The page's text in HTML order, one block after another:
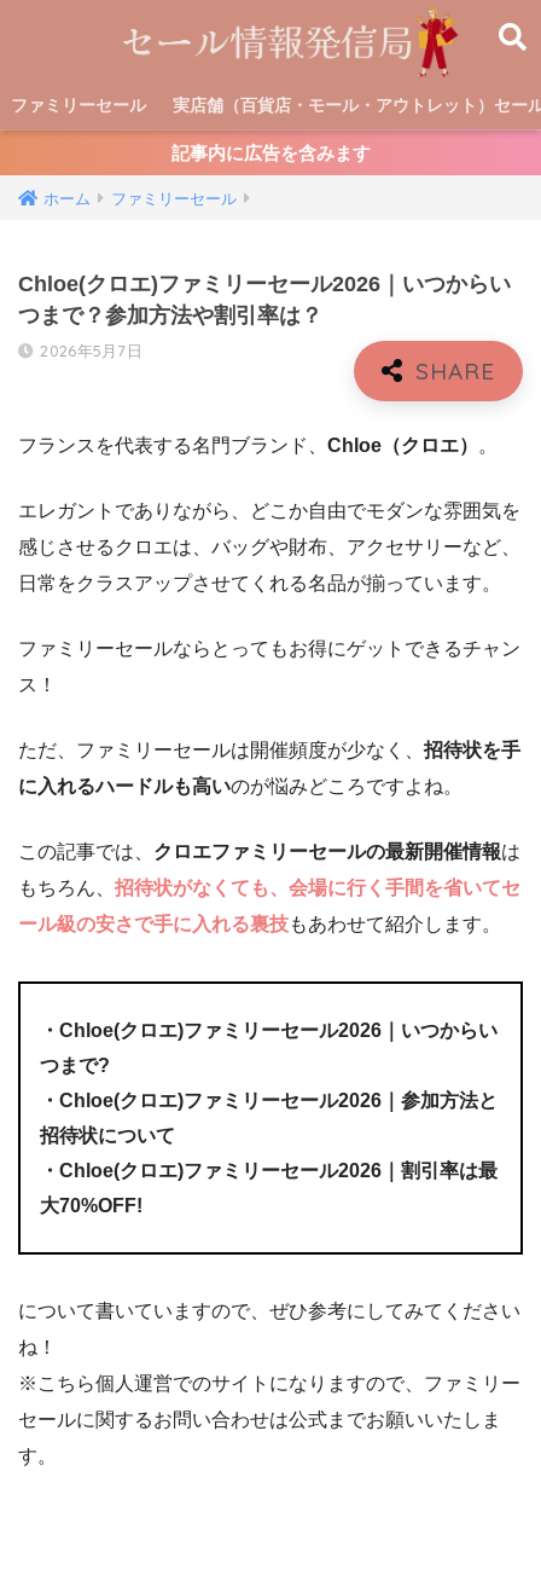
ファミリーセール 実店舗（百貨店・モール・アウトレット）セー
記事内に広告を含みます
ホーム ファミリーセール
Chloe(クロエ)ファミリーセール2026｜いつからい
つまで？参加方法や割引率は？
2026年5月7日
フランスを代表する名門ブランド、 Chloe（クロエ） 。
エレガントでありながら、どこか自由でモダンな雰囲気を
感じさせるクロエは、バッグや財布、アクセサリーなど、
日常をクラスアップさせてくれる名品が揃っています。
ファミリーセールならとってもお得にゲットできるチャン
ス！
ただ、ファミリーセールは開催頻度が少なく、 招待状を手
に入れるハードルも高いのが悩みどころですよね。
この記事では、 クロエファミリーセールの最新開催情報は
もちろん、 招待状がなくても、会場に行く手間を省いてセ
ール級の安さで手に入れる裏技もあわせて紹介します。
・Chloe(クロエ)ファミリーセール2026｜いつからい
つまで?
・Chloe(クロエ)ファミリーセール2026｜参加方法と
招待状について
・Chloe(クロエ)ファミリーセール2026｜割引率は最
大70%OFF!
について書いていますので、ぜひ参考にしてみてください
ね！
※こちら個人運営でのサイトになりますので、ファミリー
セールに関するお問い合わせは公式までお願いいたしま
す。